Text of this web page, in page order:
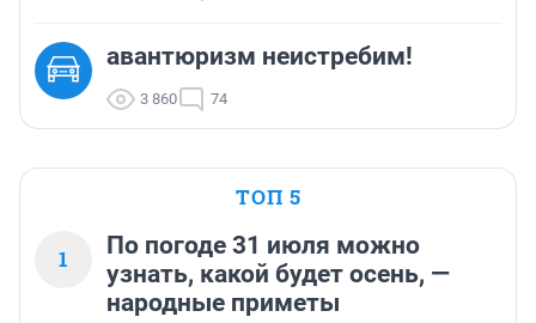
авантюризм неистребим!
3 860 74
ТОП 5
1
По погоде 31 июля можно
узнать, какой будет осень, —
народные приметы